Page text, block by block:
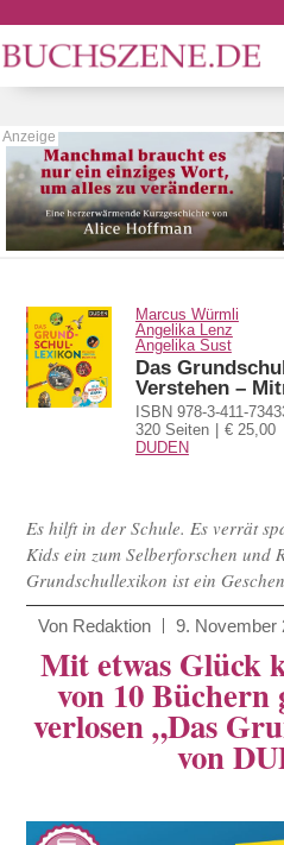
Marcus Würmli
Angelika Lenz
Angelika Sust
Das
Verstehen –
ISBN 978-3-411-
320 Seiten
€ 25,00
DUDEN
Es hilft in der Schule. Es verrät
Kids ein zum Selberforschen und
Grundschullexikon ist ein
Von Redaktion 9. November
Mit etwas Glück
von 10
verlosen „Das
von